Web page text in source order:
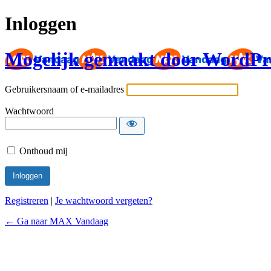
Inloggen
Mogelijk gemaakt door
Gebruikersnaam of e-mailadres
Wachtwoord
Onthoud mij
Registreren | Je wachtwoord vergeten?
← Ga naar MAX Vandaag